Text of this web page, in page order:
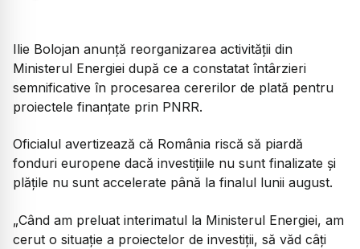
Ilie Bolojan anunță reorganizarea activității din
Ministerul Energiei după ce a constatat întârzieri
semnificative în procesarea cererilor de plată pentru
proiectele finanțate prin PNRR.
Oficialul avertizează că România riscă să piardă
fonduri europene dacă investițiile nu sunt finalizate și
plățile nu sunt accelerate până la finalul lunii august.
„Când am preluat interimatul la Ministerul Energiei, am
cerut o situație a proiectelor de investiții, să văd câți